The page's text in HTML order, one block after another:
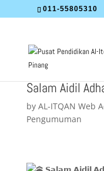
011-55805310
Salam Aidil
by AL-ITQAN Web
Pengumuman